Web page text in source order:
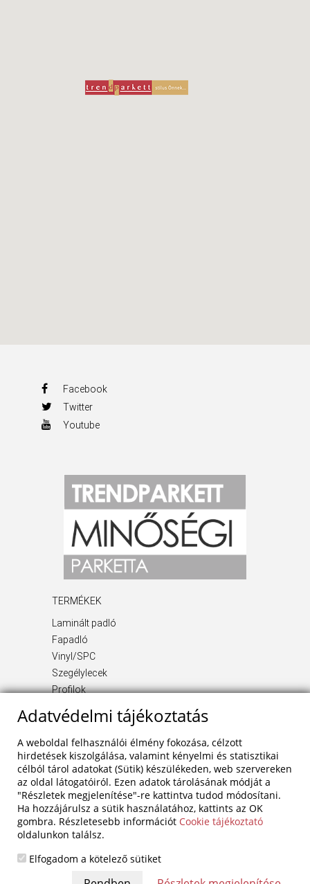
Facebook
Twitter
Youtube
TERMÉKEK
Laminált padló
Fapadló
Vinyl/SPC
Szegélylecek
Profilok
Kiegészítő termékek
Rólunk
Blog
Szolgáltatások
Referenciák
Akciók
Kapcsolat
Adatvédelem
Adatvédelmi tájékoztatás
A weboldal felhasználói élmény fokozása, célzott
hirdetések kiszolgálása, valamint kényelmi és statisztikai
célból tárol adatokat (Sütik) készülékeden, web szervereken
az oldal látogatóiról. Ezen adatok tárolásának módját a
"Részletek megjelenítése"-re kattintva tudod módosítani.
Ha hozzájárulsz a sütik használatához, kattints az OK
gombra. Részletesebb információt Cookie tájékoztató
oldalunkon találsz.
Elfogadom a kötelező sütiket